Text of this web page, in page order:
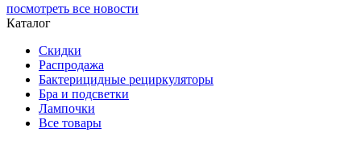
посмотреть все новости
Каталог
Скидки
Распродажа
Бактерицидные рециркуляторы
Бра и подсветки
Лампочки
Все товары